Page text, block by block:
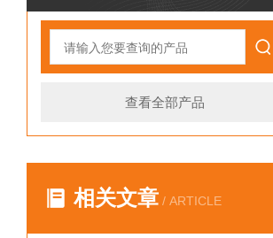
查看全部产品
相关文章 / ARTICLE